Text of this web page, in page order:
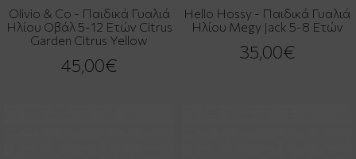
Olivio & Co - Παιδικά Γυαλιά
Ηλίου Οβάλ 5-12 Ετών Citrus
Garden Citrus Yellow
45,00€
Hello Hossy - Παιδικά Γυαλιά
Ηλίου Megy Jack 5-8 Ετών
35,00€